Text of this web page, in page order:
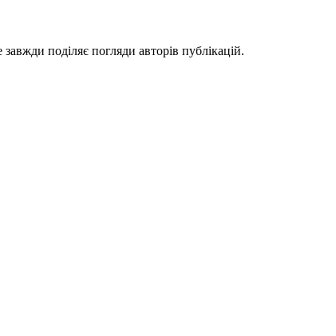
поділяє погляди авторів публікацій.